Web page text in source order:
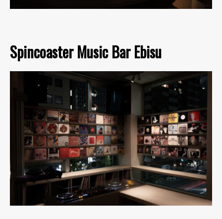
Spincoaster Music Bar Ebisu